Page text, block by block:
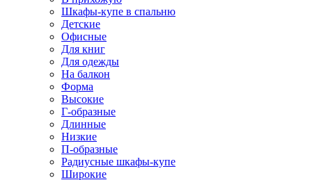
Шкафы-купе в спальню
Детские
Офисные
Для книг
Для одежды
На балкон
Форма
Высокие
Г-образные
Длинные
Низкие
П-образные
Радиусные шкафы-купе
Широкие